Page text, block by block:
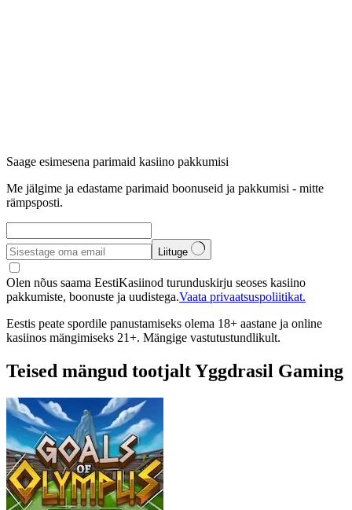
Saage esimesena parimaid kasiino pakkumisi
Me jälgime ja edastame parimaid boonuseid ja pakkumisi - mitte
rämpsposti.
Liituge
Olen nõus saama EestiKasiinod turunduskirju seoses kasiino
pakkumiste, boonuste ja uudistega.Vaata privaatsuspoliitikat.
Eestis peate spordile panustamiseks olema 18+ aastane ja online
kasiinos mängimiseks 21+. Mängige vastutustundlikult.
Teised mängud tootjalt Yggdrasil Gaming